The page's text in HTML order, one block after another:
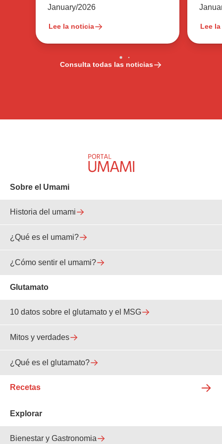
January/2026
Lee la noticia
Tan
Lee
Consulta todas las noticias
Sobre el Umami
Historia del umami
¿Qué es el umami?
¿Cómo sentir el umami?
Glutamato
10 datos sobre el glutamato y el MSG
Mitos y verdades
¿Qué es el glutamato?
Recetas
Explorar
Bienestar y Gastronomia